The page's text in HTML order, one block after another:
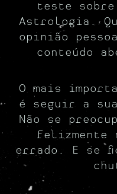
teste sobre
Astrologia.
opinião
conteúdo
O mais
é seguir a
Não se
felizmente
errado. E se